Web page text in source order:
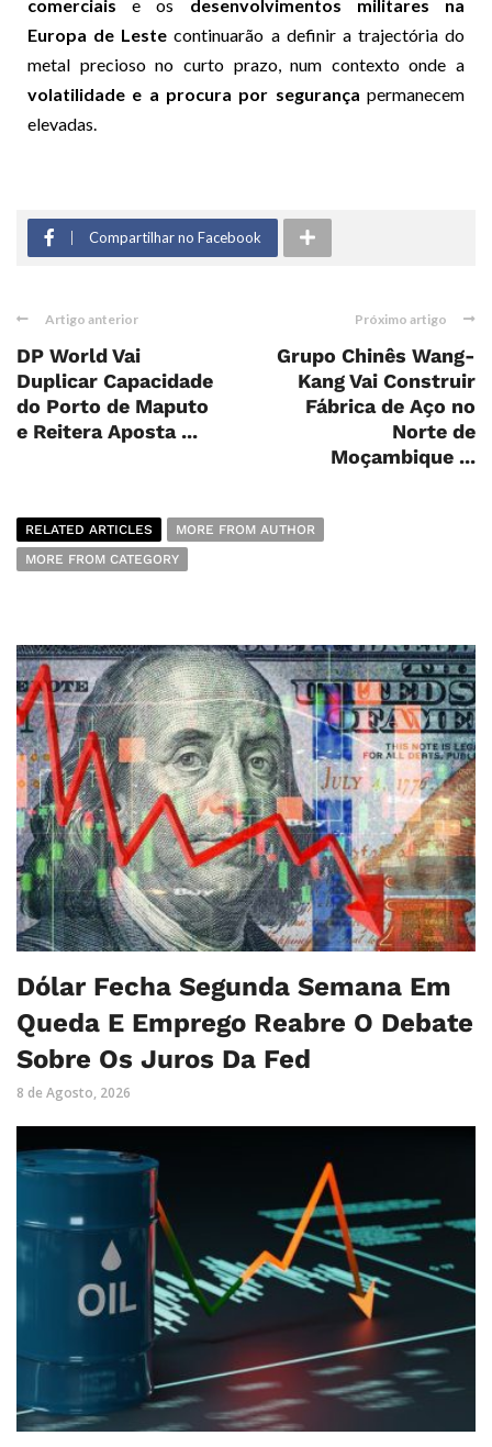
comerciais e os desenvolvimentos militares na
Europa de Leste continuarão a definir a trajectória do
metal precioso no curto prazo, num contexto onde a
volatilidade e a procura por segurança permanecem
elevadas.
Compartilhar no Facebook
Artigo anterior
DP World Vai
Duplicar Capacidade
do Porto de Maputo
e Reitera Aposta ...
Próximo artigo
Grupo Chinês Wang-
Kang Vai Construir
Fábrica de Aço no
Norte de
Moçambique ...
RELATED ARTICLES
MORE FROM AUTHOR
MORE FROM CATEGORY
Dólar Fecha Segunda Semana Em
Queda E Emprego Reabre O Debate
Sobre Os Juros Da Fed
8 de Agosto, 2026